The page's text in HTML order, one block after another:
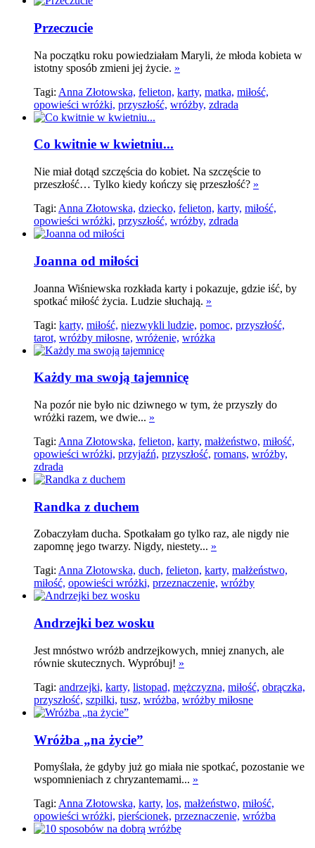
Przeczucie
Na początku roku powiedziałam Maryli, że młoda kobieta w
istotny sposób zmieni jej życie. »
Tagi: Anna Złotowska, felieton, karty, matka, miłość,
opowieści wróżki, przyszłość, wróżby, zdrada
Co kwitnie w kwietniu...
Nie miał dotąd szczęścia do kobiet. Na szczęście to
przeszłość… Tylko kiedy kończy się przeszłość? »
Tagi: Anna Złotowska, dziecko, felieton, karty, miłość,
opowieści wróżki, przyszłość, wróżby, zdrada
Joanna od miłości
Joanna Wiśniewska rozkłada karty i pokazuje, gdzie iść, by
spotkać miłość życia. Ludzie słuchają. »
Tagi: karty, miłość, niezwykli ludzie, pomoc, przyszłość,
tarot, wróżby miłosne, wróżenie, wróżka
Każdy ma swoją tajemnicę
Na pozór nie było nic dziwnego w tym, że przyszły do
wróżki razem, we dwie... »
Tagi: Anna Złotowska, felieton, karty, małżeństwo, miłość,
opowieści wróżki, przyjaźń, przyszłość, romans, wróżby,
zdrada
Randka z duchem
Zobaczyłam ducha. Spotkałam go tylko raz, ale nigdy nie
zapomnę jego twarzy. Nigdy, niestety... »
Tagi: Anna Złotowska, duch, felieton, karty, małżeństwo,
miłość, opowieści wróżki, przeznaczenie, wróżby
Andrzejki bez wosku
Jest mnóstwo wróżb andrzejkowych, mniej znanych, ale
równie skutecznych. Wypróbuj! »
Tagi: andrzejki, karty, listopad, mężczyzna, miłość, obrączka,
przyszłość, szpilki, tusz, wróżba, wróżby miłosne
Wróżba „na życie”
Pomyślała, że gdyby już go miała nie spotkać, pozostanie we
wspomnieniach z chryzantemami... »
Tagi: Anna Złotowska, karty, los, małżeństwo, miłość,
opowieści wróżki, pierścionek, przeznaczenie, wróżba